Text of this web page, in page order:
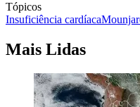
Tópicos
Insuficiência cardíaca
Mais Lidas